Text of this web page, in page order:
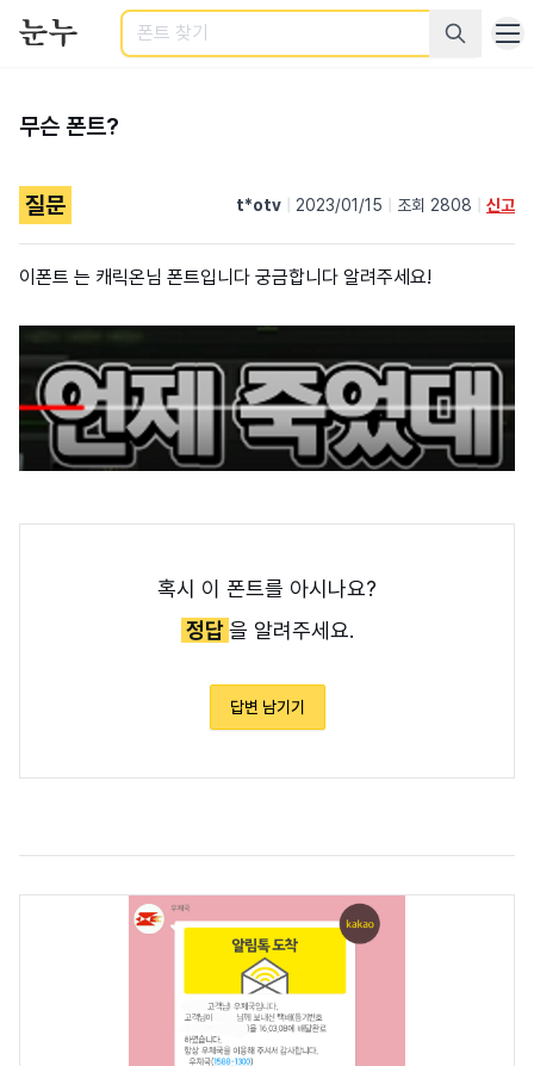
검색
무슨 폰트?
질문 t*otv 2023/01/15 조회 2808 신고
이폰트 는 캐릭온님 폰트입니다 궁금합니다 알려주세요!
혹시 이 폰트를 아시나요?
정답을 알려주세요.
답변 남기기